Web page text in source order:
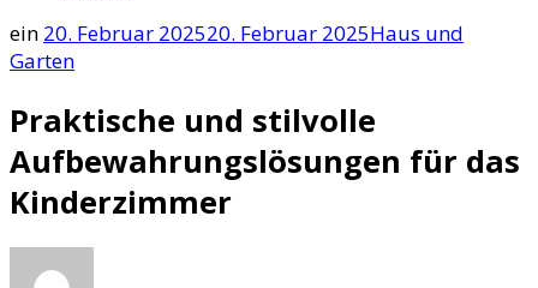
ein 20. Februar 202520. Februar 2025Haus und
Garten
Praktische und stilvolle
Aufbewahrungslösungen für das
Kinderzimmer